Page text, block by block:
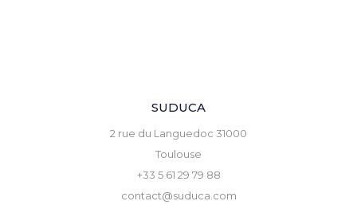
SUDUCA
2 rue du Languedoc 31000
Toulouse
+33 5 61 29 79 88
contact@suduca.com